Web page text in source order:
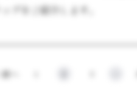
プをご紹介します。
前へ